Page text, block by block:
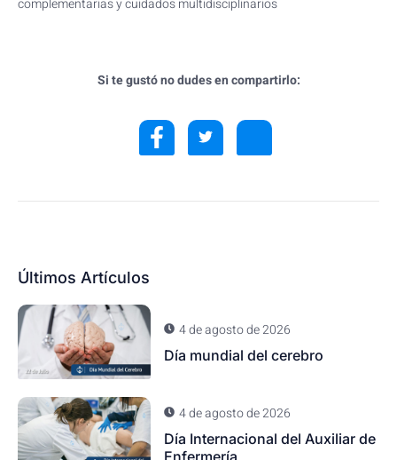
complementarias y cuidados multidisciplinarios
Si te gustó no dudes en compartirlo:
Últimos Artículos
4 de agosto de 2026
Día mundial del cerebro
4 de agosto de 2026
Día Internacional del Auxiliar de
Enfermería